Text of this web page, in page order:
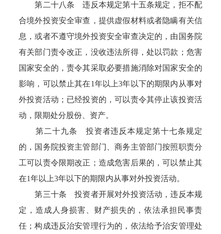
第二十八条 违反本规定第十五条规定，拒不配
合境外投资安全审查，提供虚假材料或者隐瞒有关信
息，或者不遵守境外投资安全审查决定的，由国务院
有关部门责令改正，没收违法所得，处以罚款；危害
国家安全的，责令其采取必要措施消除对国家安全的
影响，可以禁止其在1年以上3年以下的期限内从事对
外投资活动；已经投资的，可以责令其停止该投资活
动，限期处分股份、资产。
第二十九条 投资者违反本规定第十七条规定
的，国务院投资主管部门、商务主管部门按照职责分
工可以责令限期改正；造成危害后果的，可以禁止其
在1年以上3年以下的期限内从事对外投资活动。
第三十条 投资者开展对外投资活动，违反本规
定，造成人身损害、财产损失的，依法承担民事责
任；构成违反治安管理行为的，依法给予治安管理处